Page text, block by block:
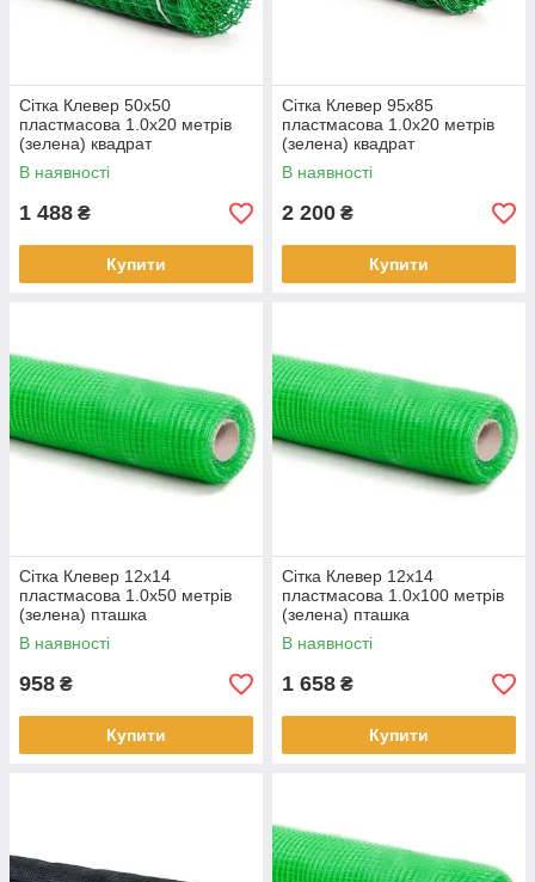
Сітка Клевер 50х50
пластмасова 1.0х20 метрів
(зелена) квадрат
В наявності
1 488 ₴
Купити
Сітка Клевер 95х85
пластмасова 1.0х20 метрів
(зелена) квадрат
В наявності
2 200 ₴
Купити
Сітка Клевер 12х14
пластмасова 1.0х50 метрів
(зелена) пташка
В наявності
958 ₴
Купити
Сітка Клевер 12х14
пластмасова 1.0х100 метрів
(зелена) пташка
В наявності
1 658 ₴
Купити